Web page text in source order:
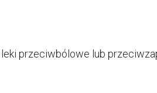
przeciwbólowe lub